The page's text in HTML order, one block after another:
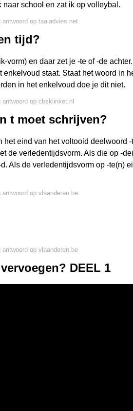
school en zat ik op volleybal.
antwoord op taaladvies.net
tijd?
vorm) en daar zet je -te of -de
staat. Staat het woord in
in het enkelvoud doe je dit niet.
antwoord op cbsklinket.nl
t moet schrijven?
eind van het voltooid deelwoord -
de verledentijdsvorm. Als die op -
Als de verledentijdsvorm op -te(n)
op vlaanderen.be
op vlaanderen.be
DEEL 1